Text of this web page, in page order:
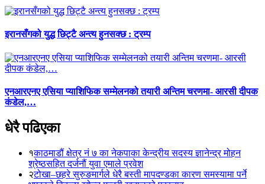
इरानसँगको युद्ध छिट्टै अन्त्य हुनसक्छ : ट्रम्प
एनआरएनए एसिया प्याशिफिक सम्मेलनको तयारी अन्तिम चरणमा- आरसी दीपक
कंडेल,…
धेरै पढिएका
१काठमाडौं क्षेत्र नं ७ का नेकपाका केन्द्रीय सदस्य ज्ञानेन्द्र मोहन
श्रेष्ठसहित दर्जनौं युवा एमाले प्रवेश
२टोखा–छहरे सुरुङमार्गले धेरै बस्ती मापदण्डका कारण समस्यामा पर्ने